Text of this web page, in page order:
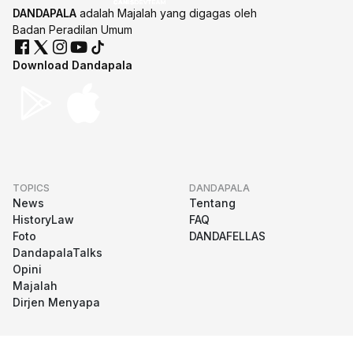
DANDAPALA adalah Majalah yang digagas oleh
Badan Peradilan Umum
Download Dandapala
TOPICS
News
HistoryLaw
Foto
DandapalaTalks
Opini
Majalah
Dirjen Menyapa
DANDAPALA
Tentang
FAQ
DANDAFELLAS